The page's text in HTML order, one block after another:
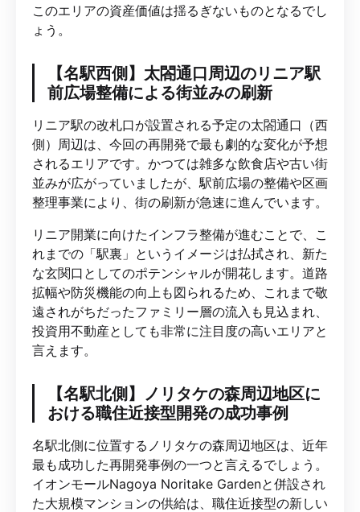
このエリアの資産価値は揺るぎないものとなるでし
ょう。
【名駅西側】太閤通口周辺のリニア駅
前広場整備による街並みの刷新
リニア駅の改札口が設置される予定の太閤通口（西
側）周辺は、今回の再開発で最も劇的な変化が予想
されるエリアです。かつては雑多な飲食店や古い街
並みが広がっていましたが、駅前広場の整備や区画
整理事業により、街の刷新が急速に進んでいます。
リニア開業に向けたインフラ整備が進むことで、こ
れまでの「駅裏」というイメージは払拭され、新た
な玄関口としてのポテンシャルが開花します。道路
拡幅や防災機能の向上も図られるため、これまで敬
遠されがちだったファミリー層の流入も見込まれ、
投資用不動産としても非常に注目度の高いエリアと
言えます。
【名駅北側】ノリタケの森周辺地区に
おける職住近接型開発の成功事例
名駅北側に位置するノリタケの森周辺地区は、近年
最も成功した再開発事例の一つと言えるでしょう。
イオンモールNagoya Noritake Gardenと併設され
た大規模マンションの供給は、職住近接型の新しい